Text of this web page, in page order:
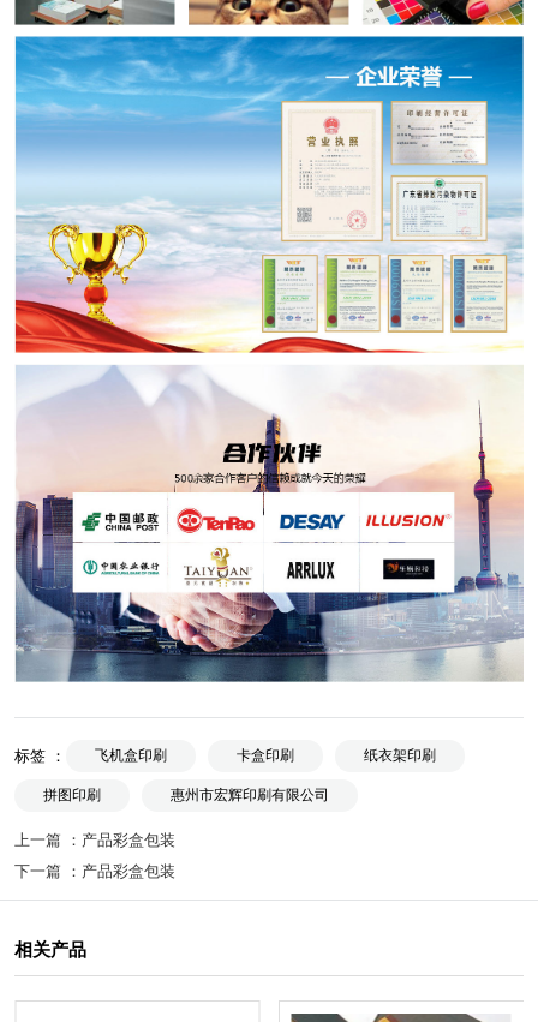
标签 ： 飞机盒印刷 卡盒印刷 纸衣架印刷
拼图印刷 惠州市宏辉印刷有限公司
上一篇 ： 产品彩盒包装
下一篇 ： 产品彩盒包装
相关产品